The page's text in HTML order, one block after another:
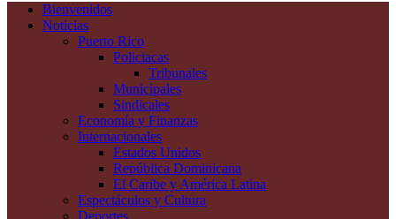
Bienvenidos
Noticias
Puerto Rico
Policiacas
Tribunales
Municipales
Sindicales
Economía y Finanzas
Internacionales
Estados Unidos
República Dominicana
El Caribe y América Latina
Espectáculos y Cultura
Deportes